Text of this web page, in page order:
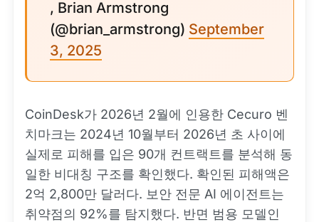
, Brian Armstrong
(@brian_armstrong) September
3, 2025
CoinDesk가 2026년 2월에 인용한 Cecuro 벤
치마크는 2024년 10월부터 2026년 초 사이에
실제로 피해를 입은 90개 컨트랙트를 분석해 동
일한 비대칭 구조를 확인했다. 확인된 피해액은
2억 2,800만 달러다. 보안 전문 AI 에이전트는
취약점의 92%를 탐지했다. 반면 범용 모델인